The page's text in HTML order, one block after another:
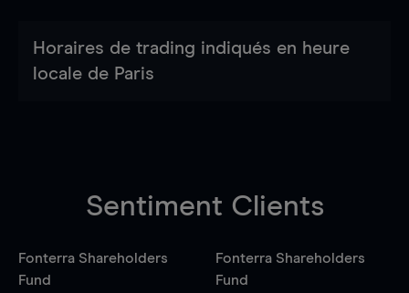
Horaires de trading indiqués en heure
locale de Paris
Sentiment Clients
Fonterra Shareholders
Fund
Fonterra Shareholders
Fund